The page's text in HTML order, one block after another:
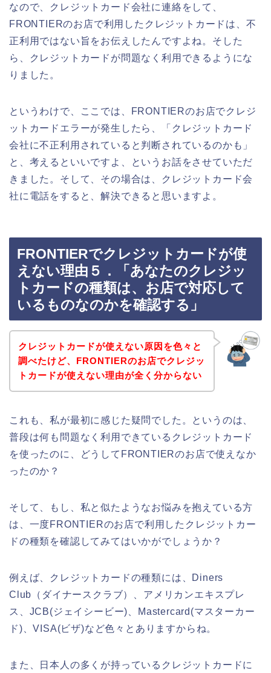
なので、クレジットカード会社に連絡をして、
FRONTIERのお店で利用したクレジットカードは、不
正利用ではない旨をお伝えしたんですよね。そした
ら、クレジットカードが問題なく利用できるようにな
りました。
というわけで、ここでは、FRONTIERのお店でクレジ
ットカードエラーが発生したら、「クレジットカード
会社に不正利用されていると判断されているのかも」
と、考えるといいですよ、というお話をさせていただ
きました。そして、その場合は、クレジットカード会
社に電話をすると、解決できると思いますよ。
FRONTIERでクレジットカードが使
えない理由５．「あなたのクレジッ
トカードの種類は、お店で対応して
いるものなのかを確認する」
クレジットカードが使えない原因を色々と
調べたけど、FRONTIERのお店でクレジッ
トカードが使えない理由が全く分からない
これも、私が最初に感じた疑問でした。というのは、
普段は何も問題なく利用できているクレジットカード
を使ったのに、どうしてFRONTIERのお店で使えなか
ったのか？
そして、もし、私と似たようなお悩みを抱えている方
は、一度FRONTIERのお店で利用したクレジットカー
ドの種類を確認してみてはいかがでしょうか？
例えば、クレジットカードの種類には、Diners
Club（ダイナースクラブ）、アメリカンエキスプレ
ス、JCB(ジェイシービー)、Mastercard(マスターカー
ド)、VISA(ビザ)など色々とありますからね。
また、日本人の多くが持っているクレジットカードに